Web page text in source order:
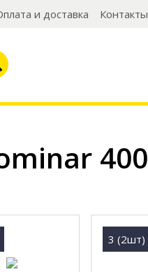
и доставка Контакты
400
3 (2шт)